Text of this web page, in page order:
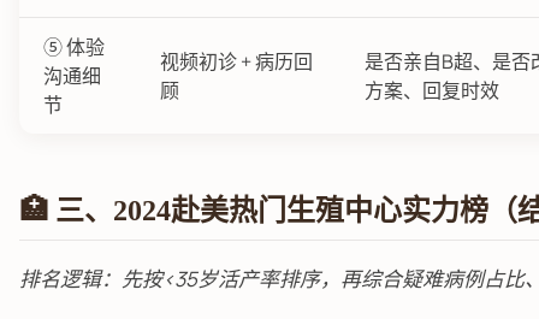
⑤ 体验
沟通细
节
视频初诊 + 病历回
顾
是否亲自B超、是否
方案、回复时效
🏥 三、2024赴美热门生殖中心实力榜（
排名逻辑：先按<35岁活产率排序，再综合疑难病例占